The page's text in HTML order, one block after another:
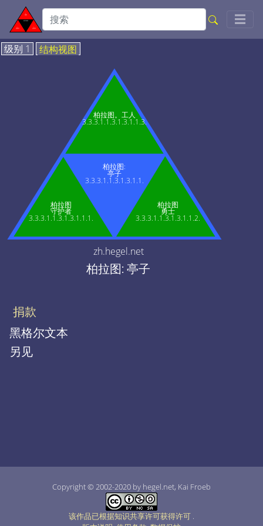
☰
级别 1 结构视图
柏拉图:
亭子
3.3.3.1.1.3.1.3.1.1.
柏拉图
守护者
3.3.3.1.1.3.1.3.1.1.1.
柏拉图
勇士
3.3.3.1.1.3.1.3.1.1.2.
柏拉图。工人
3.3.3.1.1.3.1.3.1.1.3.
zh.hegel.net
柏拉图: 亭子
捐款
黑格尔文本
另见
Copyright © 2002-2020 by hegel.net, Kai Froeb
该作品已根据知识共享许可获得许可 .